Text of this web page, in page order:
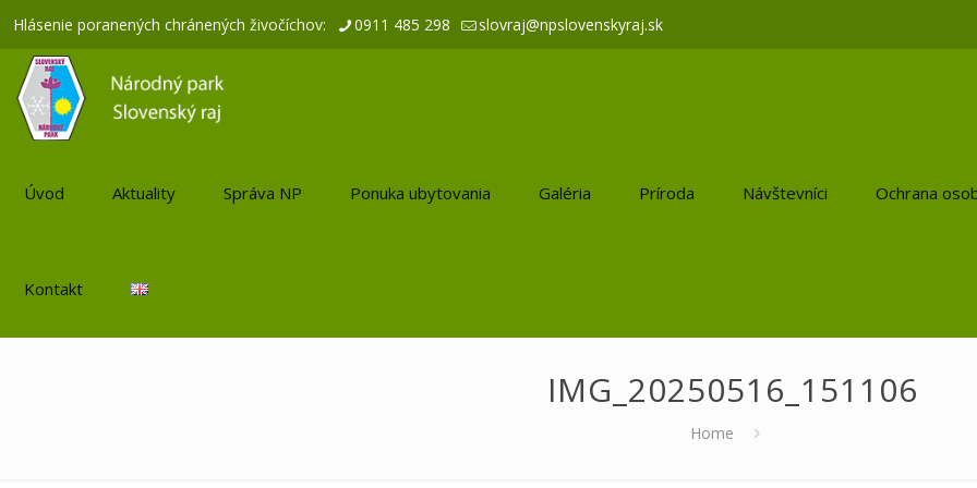
Hlásenie poranených chránených živočíchov: 0911 485 298 slovraj@npslovenskyraj.sk
Úvod Aktuality Správa NP Ponuka ubytovania Galéria Príroda Návštevníci Ochrana
Kontakt
IMG_20250516_151106
Home